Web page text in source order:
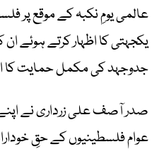
عالمی یومِ نکبہ کے موقع پر
یکجہتی کا اظہار کرتے ہوئے
جدوجہد کی مکمل حمایت کا
صدر آصف علی زرداری نے
عوام فلسطینیوں کے حقِ